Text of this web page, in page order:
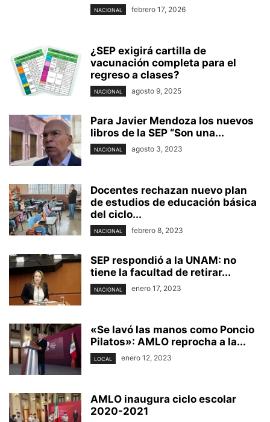
NACIONAL febrero 17, 2026
¿SEP exigirá cartilla de
vacunación completa para el
regreso a clases?
NACIONAL agosto 9, 2025
Para Javier Mendoza los nuevos
libros de la SEP “Son una...
NACIONAL agosto 3, 2023
Docentes rechazan nuevo plan
de estudios de educación básica
del ciclo...
NACIONAL febrero 8, 2023
SEP respondió a la UNAM: no
tiene la facultad de retirar...
NACIONAL enero 17, 2023
«Se lavó las manos como Poncio
Pilatos»: AMLO reprocha a la...
LOCAL enero 12, 2023
AMLO inaugura ciclo escolar
2020-2021